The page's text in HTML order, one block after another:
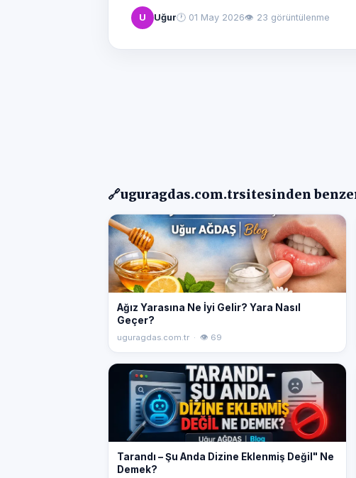
U Uğur🕐 01 May 2026👁 23 görüntülenme
🔗uguragdas.com.trsitesinden
Ağız Yarasına Ne İyi Gelir? Yara Nasıl
Geçer?
uguragdas.com.tr · 👁 69
Tarandı – Şu Anda Dizine Eklenmiş Değil" Ne
Demek?